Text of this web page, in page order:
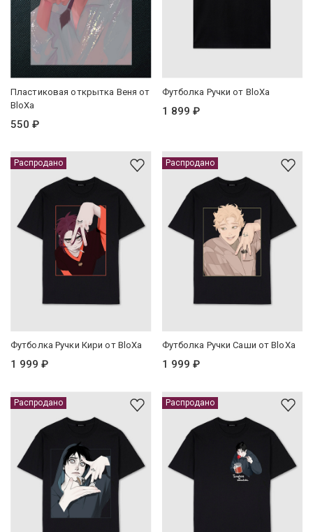
Пластиковая открытка Веня от
BloXa
550 ₽
Футболка Ручки от BloXa
1 899 ₽
Распродано
Футболка Ручки Кири от BloXa
1 999 ₽
Распродано
Футболка Ручки Саши от BloXa
1 999 ₽
Распродано Распродано